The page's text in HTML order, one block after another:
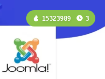
15323989 3